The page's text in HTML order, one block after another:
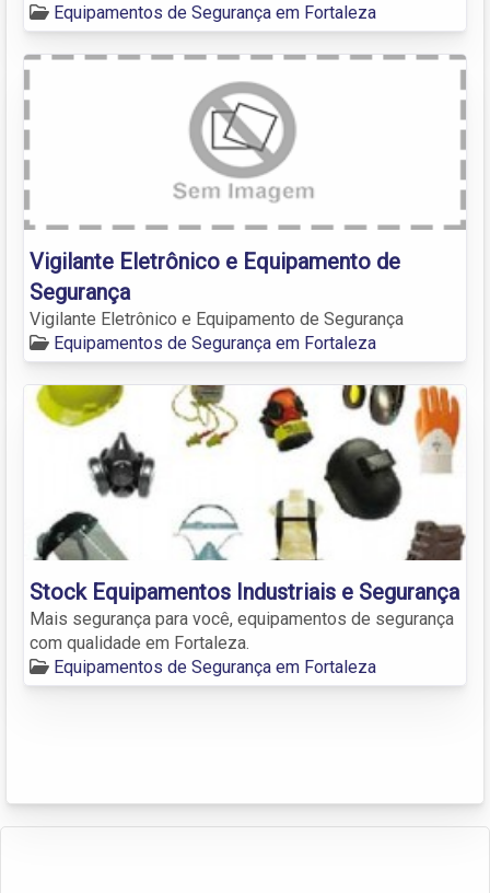
Equipamentos de Segurança em Fortaleza
Vigilante Eletrônico e Equipamento de
Segurança
Vigilante Eletrônico e Equipamento de Segurança
Equipamentos de Segurança em Fortaleza
Stock Equipamentos Industriais e Segurança
Mais segurança para você, equipamentos de segurança
com qualidade em Fortaleza.
Equipamentos de Segurança em Fortaleza